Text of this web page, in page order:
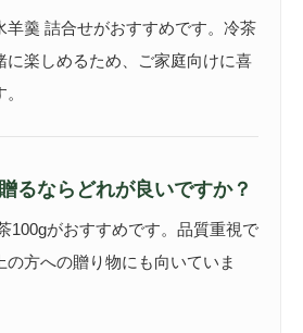
羊羹 詰合せがおすすめです。冷茶
に楽しめるため、ご家庭向けに喜
るならどれが良いですか？
100gがおすすめです。品質重視で
の方への贈り物にも向いていま